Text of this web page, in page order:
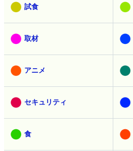
試食
取材
アニメ
セキュリティ
食